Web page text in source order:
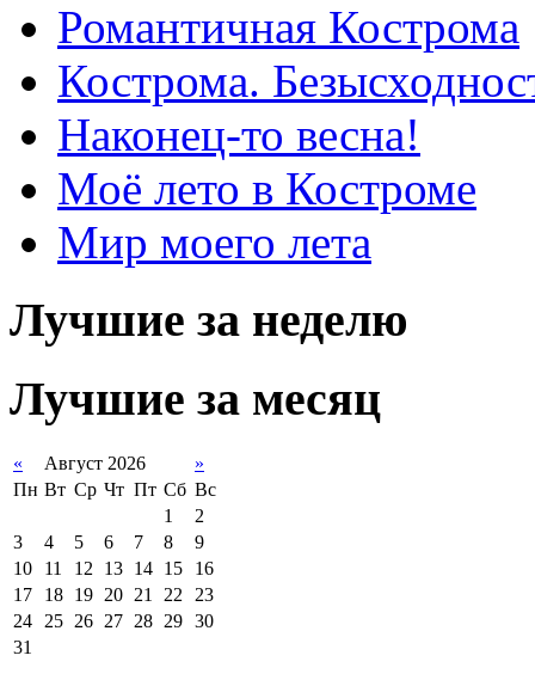
Романтичная Кострома
Кострома.
Наконец-то весна!
Моё лето в Костроме
Мир моего лета
Лучшие за неделю
Лучшие за месяц
« Август 2026
»
Пн Вт Ср Чт Пт Сб Вс
1
2
3
4 5 6 7 8
9
10
11 12 13 14 15
16
17
18 19 20 21 22
23
24
25 26 27 28 29 30
31